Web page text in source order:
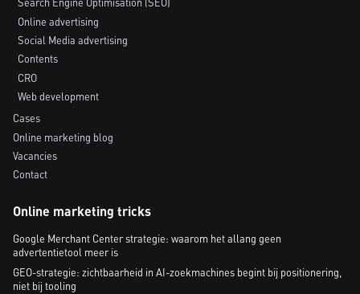
Online advertising
Social Media advertising
Contents
CRO
Web development
Cases
Online marketing blog
Vacancies
Contact
Online marketing tricks
Google Merchant Center strategie: waarom het allang geen
advertentietool meer is
GEO-strategie: zichtbaarheid in AI-zoekmachines begint bij positionering,
niet bij tooling